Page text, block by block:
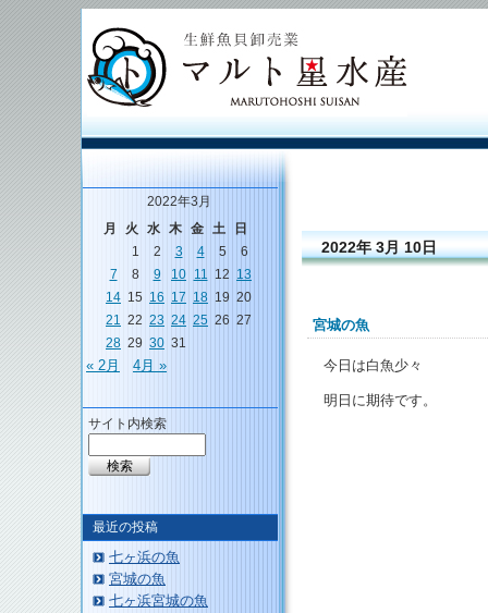
2022年 3月 10日
宮城の魚
今日は白魚少々
明日に期待です。
2022年3月
月
火 水 木 金 土
日
1
2 3 4 5
6
7
8 9 10 11 12 13
14 15 16 17 18 19 20
21 22 23 24 25 26 27
28 29 30 31
« 2月 4月 »
サイト内検索
最近の投稿
七ヶ浜の魚
宮城の魚
七ヶ浜宮城の魚